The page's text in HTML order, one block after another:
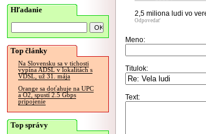
Hľadanie
Top články
Na Slovensku sa v tichosti
vypína ADSL v lokalitách s
VDSL, už 31. mája
Orange sa doťahuje na UPC
a O2, spustí 2.5 Gbps
pripojenie
Top správy
2,5 miliona ludi vo
Odpovedať
Meno:
Titulok:
Text: